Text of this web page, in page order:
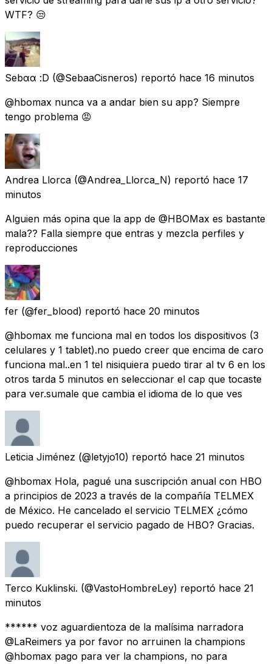
WTF? 😒
Sebαα :D (@SebaaCisneros) reportó hace 16 minutos
@hbomax nunca va a andar bien su app? Siempre
tengo problema 😡
Andrea Llorca (@Andrea_Llorca_N) reportó hace 17
minutos
Alguien más opina que la app de @HBOMax es bastante
mala?? Falla siempre que entras y mezcla perfiles y
reproducciones
fer (@fer_blood) reportó hace 20 minutos
@hbomax me funciona mal en todos los dispositivos (3
celulares y 1 tablet).no puedo creer que encima de caro
funciona mal..en 1 tel nisiquiera puedo tirar al tv 6 en los
otros tarda 5 minutos en seleccionar el cap que tocaste
para ver.sumale que cambia el idioma de lo que ves
Leticia Jiménez (@letyjo10) reportó hace 21 minutos
@hbomax Hola, pagué una suscripción anual con HBO
a principios de 2023 a través de la compañía TELMEX
de México. He cancelado el servicio TELMEX ¿cómo
puedo recuperar el servicio pagado de HBO? Gracias.
Terco Kuklinski. (@VastoHombreLey) reportó hace 21
minutos
****** voz aguardientoza de la malísima narradora
@LaReimers ya por favor no arruinen la champions
@hbomax pago para ver la champions, no para